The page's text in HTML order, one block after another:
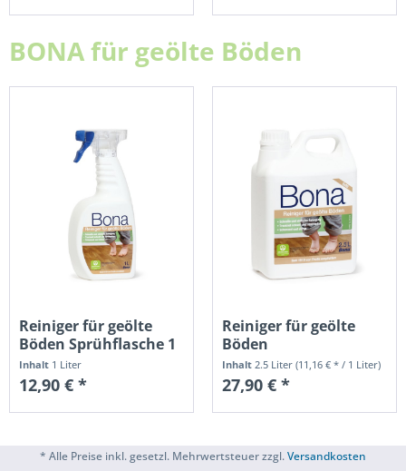
BONA für geölte Böden
Reiniger für geölte
Böden Sprühflasche 1
Liter
Inhalt 1 Liter
12,90 € *
Reiniger für geölte
Böden
Nachfüllkanister 2,5...
Inhalt 2.5 Liter (11,16 € * / 1 Liter)
27,90 € *
* Alle Preise inkl. gesetzl. Mehrwertsteuer zzgl.Versandkosten